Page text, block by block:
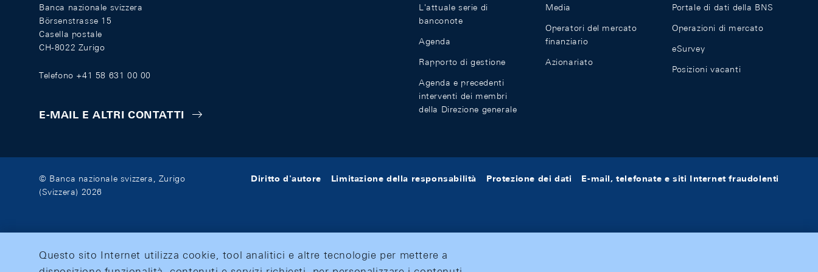
Banca nazionale svizzera
Börsenstrasse 15
Casella postale
CH-8022 Zurigo
Telefono +41 58 631 00 00
E-MAIL E ALTRI CONTATTI
L'attuale serie di
banconote
Agenda
Rapporto di gestione
Agenda e precedenti
interventi dei membri
della Direzione generale
Media
Operatori del mercato
finanziario
Azionariato
Portale di dati della BNS
Operazioni di mercato
eSurvey
Posizioni vacanti
© Banca nazionale svizzera, Zurigo
(Svizzera) 2026
Diritto d'autore Limitazione della responsabilità Protezione dei dati E-mail, telefonate e siti Internet fraudolenti
Questo sito Internet utilizza cookie, tool analitici e altre tecnologie per mettere a